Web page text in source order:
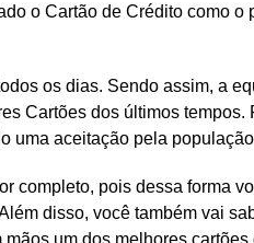
o Cartão de Crédito como o
os dias. Sendo assim, a
Cartões dos últimos tempos.
uma aceitação pela
completo, pois dessa forma
disso, você também vai